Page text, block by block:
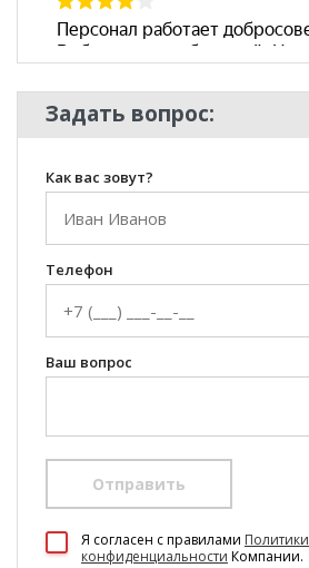
Задать вопрос:
Как вас зовут?
Телефон
Ваш вопрос
Отправить
Я согласен c правилами Политики
конфиденциальности Компании.